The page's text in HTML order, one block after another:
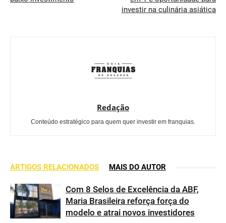
investir na culinária asiática
Redação
Conteúdo estratégico para quem quer investir em franquias.
ARTIGOS RELACIONADOS MAIS DO AUTOR
Com 8 Selos de Excelência da ABF,
Maria Brasileira reforça força do
modelo e atrai novos investidores